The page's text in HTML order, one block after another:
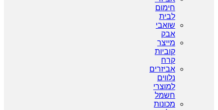
חימום
לבית
שואבי
אבק
מייצר
קוביות
קרח
אביזרים
נלווים
למוצרי
חשמל
מכונות